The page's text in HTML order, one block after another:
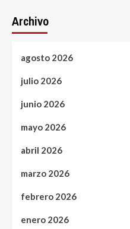
Archivo
agosto 2026
julio 2026
junio 2026
mayo 2026
abril 2026
marzo 2026
febrero 2026
enero 2026